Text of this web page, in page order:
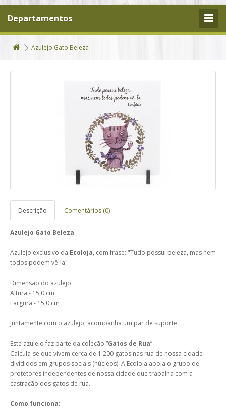
Departamentos
Azulejo Gato Beleza
Descrição Comentários (0)
Azulejo Gato Beleza
Azulejo exclusivo da Ecoloja, com frase: "Tudo possui beleza, mas nem
todos podem vê-la"
Dimensão do azulejo:
Altura - 15,0 cm
Largura - 15,0 cm
Juntamente com o azulejo, acompanha um par de suporte.
Este azulejo faz parte da coleção “Gatos de Rua”.
Calcula-se que vivem cerca de 1.200 gatos nas rua de nossa cidade
divididos em grupos sociais (núcleos). A Ecoloja apoia o grupo de
protetores independentes de nossa cidade que trabalha com a
castração dos gatos de rua.
Como funciona: